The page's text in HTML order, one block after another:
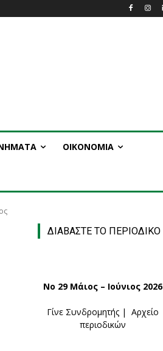
ΟΙΚΟΝΟΜΙΑ
ΔΙΑΒΑΣΤΕ ΤΟ ΠΕΡΙΟΔΙΚΟ
Νο 29 Μάιος – Ιούνιος 2026
Γίνε Συνδρομητής | Αρχείο
περιοδικών